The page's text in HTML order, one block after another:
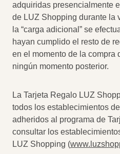
adquiridas presencialmente
de LUZ Shopping durante la
la “carga adicional” se
hayan cumplido el resto de
en el momento de la compra
ningún momento posterior.
La Tarjeta Regalo LUZ
todos los establecimientos
adheridos al programa de
consultar los
LUZ Shopping (